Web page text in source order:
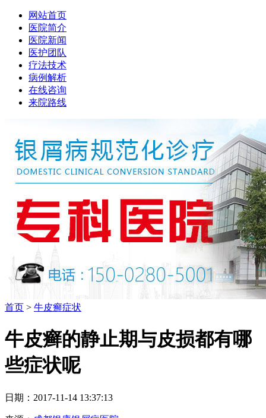
网站首页
医院简介
医院新闻
医护团队
疗法技术
病例解析
在线咨询
来院路线
首页 > 牛皮癣症状
牛皮癣的静止期与皮损都有哪
些症状呢
日期：2017-11-14 13:37:13